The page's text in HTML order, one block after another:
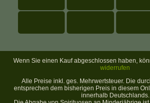
Wenn Sie einen Kauf abgeschlossen haben,
widerrufen
Alle Preise inkl. ges. Mehrwertsteuer. Die
entsprechen dem bisherigen Preis in diesem
innerhalb Deutschlands.